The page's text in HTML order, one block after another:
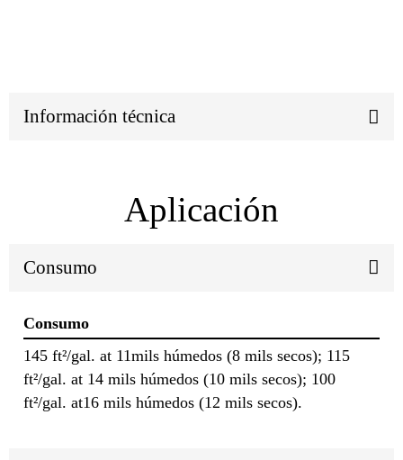
Información técnica
Aplicación
Consumo
Consumo
145 ft²/gal. at 11mils húmedos (8 mils secos); 115
ft²/gal. at 14 mils húmedos (10 mils secos); 100
ft²/gal. at16 mils húmedos (12 mils secos).